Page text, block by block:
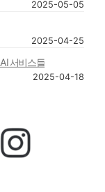
2025-05-05
2025-04-25
서비스들
2025-04-18
인
스